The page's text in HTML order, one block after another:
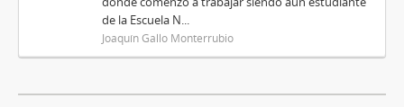
de la Escuela N...
Joaquín Gallo Monterrubio